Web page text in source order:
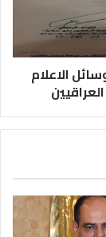
الاعلام